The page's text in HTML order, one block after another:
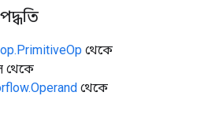
পদ্ধতি
থেকে
থেকে
থেকে